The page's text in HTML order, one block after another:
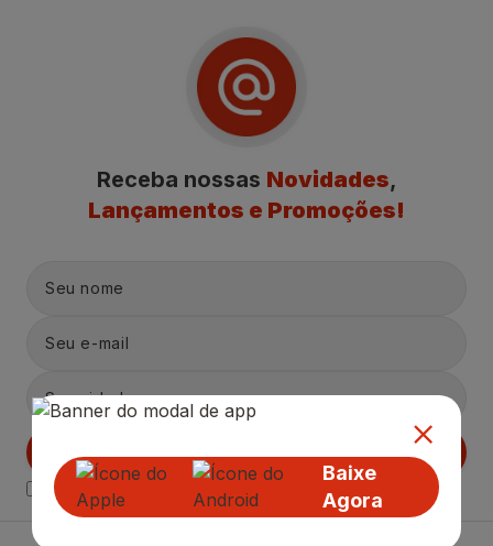
Baixe
Agora
Receba nossas Novidades,
Lançamentos e Promoções!
Declaro estar ciente das